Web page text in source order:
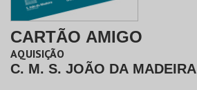
CARTÃO AMIGO
AQUISIÇÃO
C. M. S. JOÃO DA MADEIRA